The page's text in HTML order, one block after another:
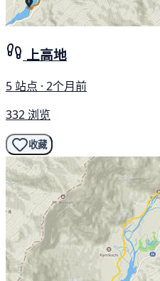
上高地
5 站点 · 2个月前
332 浏览
收藏